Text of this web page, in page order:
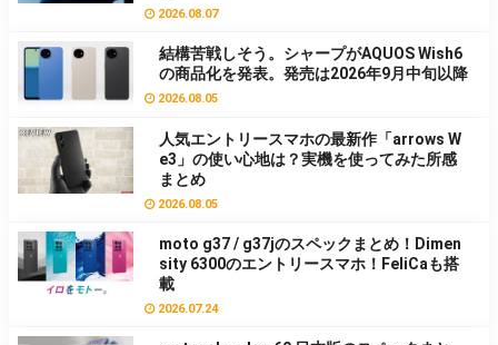
2026.08.07
結構苦戦しそう。シャープがAQUOS Wish6
の商品化を発表。発売は2026年9月中旬以降
2026.08.05
人気エントリースマホの最新作「arrows W
e3」の使い心地は？実機を使ってみた所感
まとめ
2026.08.05
moto g37 / g37jのスペックまとめ！Dimen
sity 6300のエントリースマホ！FeliCaも搭
載
2026.07.24